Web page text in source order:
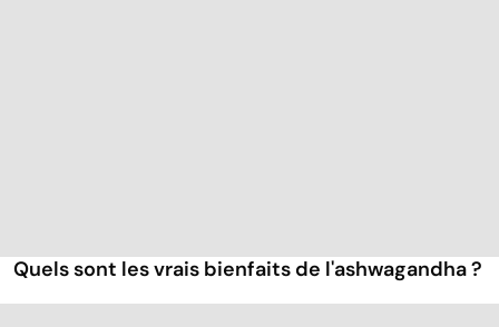
Quels sont les vrais bienfaits de l'ashwagandha ?